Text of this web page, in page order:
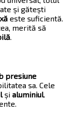
și gătești
este suficientă.
merită să
.
presiune
sa. Cele
și aluminiul